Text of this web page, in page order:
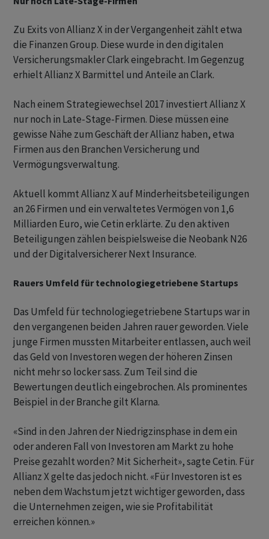
Zu Exits von Allianz X in der Vergangenheit zählt etwa
die Finanzen Group. Diese wurde in den digitalen
Versicherungsmakler Clark eingebracht. Im Gegenzug
erhielt Allianz X Barmittel und Anteile an Clark.
Nach einem Strategiewechsel 2017 investiert Allianz X
nur noch in Late-Stage-Firmen. Diese müssen eine
gewisse Nähe zum Geschäft der Allianz haben, etwa
Firmen aus den Branchen Versicherung und
Vermögungsverwaltung.
Aktuell kommt Allianz X auf Minderheitsbeteiligungen
an 26 Firmen und ein verwaltetes Vermögen von 1,6
Milliarden Euro, wie Cetin erklärte. Zu den aktiven
Beteiligungen zählen beispielsweise die Neobank N26
und der Digitalversicherer Next Insurance.
Rauers Umfeld für technologiegetriebene Startups
Das Umfeld für technologiegetriebene Startups war in
den vergangenen beiden Jahren rauer geworden. Viele
junge Firmen mussten Mitarbeiter entlassen, auch weil
das Geld von Investoren wegen der höheren Zinsen
nicht mehr so locker sass. Zum Teil sind die
Bewertungen deutlich eingebrochen. Als prominentes
Beispiel in der Branche gilt Klarna.
«Sind in den Jahren der Niedrigzinsphase in dem ein
oder anderen Fall von Investoren am Markt zu hohe
Preise gezahlt worden? Mit Sicherheit», sagte Cetin. Für
Allianz X gelte das jedoch nicht. «Für Investoren ist es
neben dem Wachstum jetzt wichtiger geworden, dass
die Unternehmen zeigen, wie sie Profitabilität
erreichen können.»